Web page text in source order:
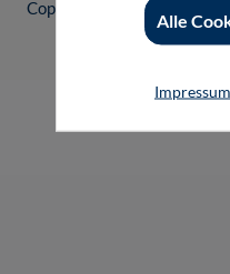
Copyright © 2026 Vogel
Alle
Impressum